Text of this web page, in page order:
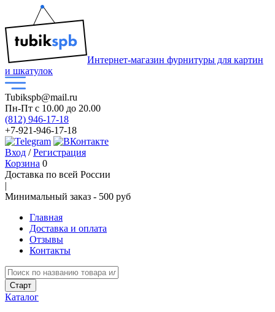
Интернет-магазин фурнитуры для картин
и шкатулок
Tubikspb@mail.ru
Пн-Пт с 10.00 до 20.00
(812) 946-17-18
+7-921-946-17-18
Вход /Регистрация
Корзина 0
Доставка по всей России
|
Минимальный закaз - 500 руб
Главная
Доставка и оплата
Отзывы
Контакты
Каталог